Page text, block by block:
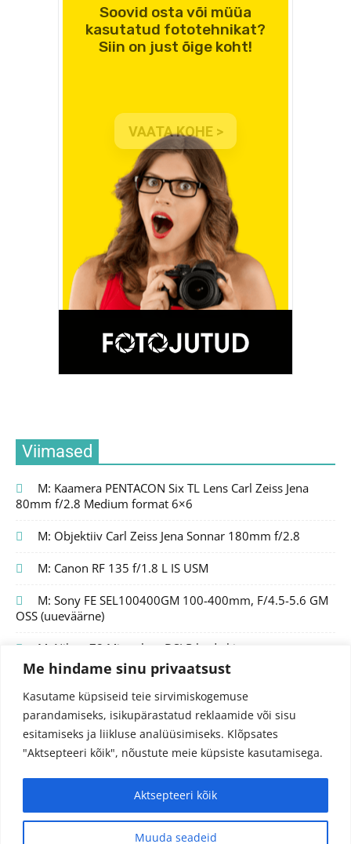
Me hindame sinu privaatsust
Kasutame küpsiseid teie sirvimiskogemuse
parandamiseks, isikupärastatud reklaamide või sisu
esitamiseks ja liikluse analüüsimiseks. Klõpsates
"Aktsepteeri kõik", nõustute meie küpsiste kasutamisega.
Muuda seadeid
Aktsepteeri kõik
Viimased
M: Kaamera PENTACON Six TL Lens Carl Zeiss Jena
80mm f/2.8 Medium format 6×6
M: Objektiiv Carl Zeiss Jena Sonnar 180mm f/2.8
M: Canon RF 135 f/1.8 L IS USM
M: Sony FE SEL100400GM 100-400mm, F/4.5-5.6 GM
OSS (uueväärne)
M: Nikon Z8 Mirrorless DSLR body kit
© 2024 Fotojutud OÜ
Reg.nr. 14827097
info@fotojutud.ee